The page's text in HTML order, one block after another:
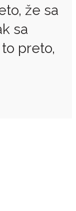
že sa
sa
preto,